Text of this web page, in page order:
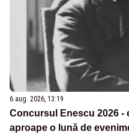
6 aug. 2026, 13:19
Concursul Enescu 2026 -
aproape o lună de